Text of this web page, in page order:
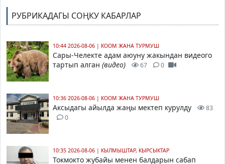
РУБРИКАДАГЫ СОҢКУ КАБАРЛАР
10:44 2026-08-06 | КООМ ЖАНА ТУРМУШ
Сары-Челекте адам аюуну жакындан видеого
тартып алган (видео) 67 0
10:36 2026-08-06 | КООМ ЖАНА ТУРМУШ
Аксыдагы айылда жаңы мектеп курулду
83
0
10:35 2026-08-06 | КЫЛМЫШТАР, КЫРСЫКТАР
Токмокто жубайы менен балдарын сабап